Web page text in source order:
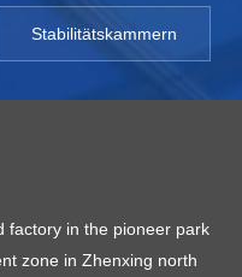
Stabilitätskammern
factory in the pioneer park
zone in Zhenxing north